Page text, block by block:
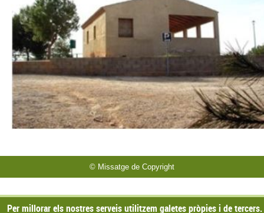
© Missatge de Copyright
Per millorar els nostres serveis utilitzem galetes pròpies i de tercers.